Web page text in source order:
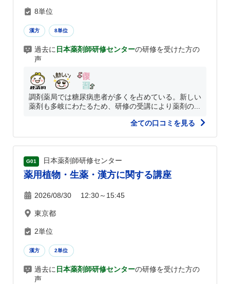
8単位
漢方 8単位
過去に 日本薬剤師研修センターの研修を受けた方の
声
調剤薬局では糖尿病患者が多くを占めている。新しい
薬剤も多岐にわたるため、研修の受講により薬剤の...
全ての口コミを見る
G01 日本薬剤師研修センター
薬用植物・生薬・漢方に関する講座
2026/08/30 12:30～15:45
東京都
2単位
漢方 2単位
過去に 日本薬剤師研修センターの研修を受けた方の
声